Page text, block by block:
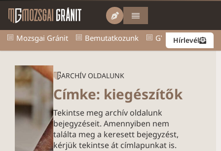
Mozsgai Gránit Bemutatkozunk GY.I.K.Hírlevél
ARCHÍV OLDALUNK
Címke: kiegészítők
Tekintse meg archív oldalunk
bejegyzéseit. Amennyiben nem
találta meg a keresett bejegyzést,
kérjük tekintse át címlapunkat is.